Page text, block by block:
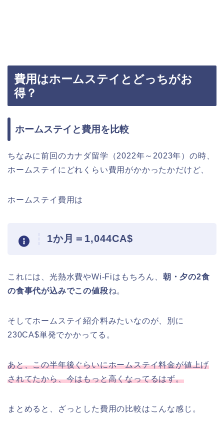
費用はホームステイとどっちがお
得？
ホームステイと費用を比較
ちなみに前回のカナダ留学（2022年～2023年）の時、
ホームステイにどれくらい費用がかかったかだけど、
ホームステイ費用は
1か月＝1,044CA$
これには、光熱水費やWi-Fiはもちろん、 朝・夕の2食
の食事代が込みでこの値段ね。
そしてホームステイ紹介料みたいなのが、別に
230CA$単発でかかってる。
あと、この半年後ぐらいにホームステイ料金が値上げ
されてたから、今はもっと高くなってるはず。
まとめると、ざっとした費用の比較はこんな感じ。